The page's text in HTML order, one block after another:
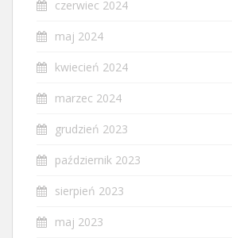
czerwiec 2024
maj 2024
kwiecień 2024
marzec 2024
grudzień 2023
październik 2023
sierpień 2023
maj 2023